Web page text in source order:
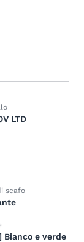
LTD
scafo
Bianco e verde